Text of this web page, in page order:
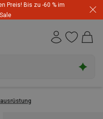
Preis! Bis zu -60 % im